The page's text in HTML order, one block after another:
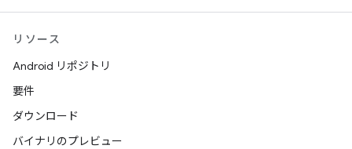
リソース
Android リポジトリ
要件
ダウンロード
バイナリのプレビュー